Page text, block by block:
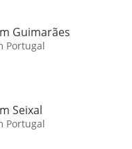
Guimarães
Portugal
Seixal
Portugal